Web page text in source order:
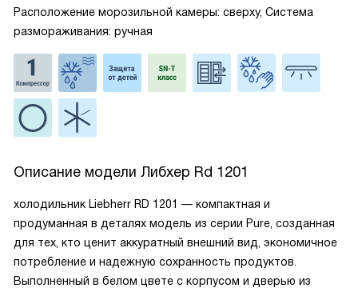
Расположение морозильной камеры: сверху, Система
размораживания: ручная
Описание модели Либхер Rd 1201
холодильник Liebherr RD 1201 — компактная и
продуманная в деталях модель из серии Pure, созданная
для тех, кто ценит аккуратный внешний вид, экономичное
потребление и надежную сохранность продуктов.
Выполненный в белом цвете с корпусом и дверью из